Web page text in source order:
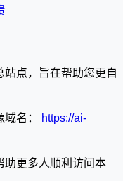
点，旨在帮助您更自
名：
https://ai-
助更多人顺利访问本